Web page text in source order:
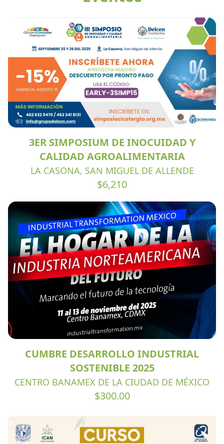
3ER SIMPOSIUM DE INOCUIDAD Y
CALIDAD AGROALIMENTARIA
LA CASONA, SAN MIGUEL DE ALLENDE
$6,210
CUMBRE DESARROLLO INDUSTRIAL
SOSTENIBLE 2025
CENTRO BANAMEX DE LA CIUDAD DE MÉXICO
$300.00